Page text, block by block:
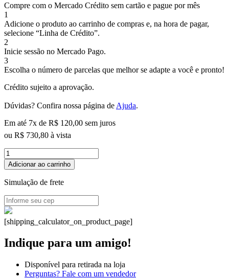
Compre com o Mercado Crédito sem cartão e pague por mês
1
Adicione o produto ao carrinho de compras e, na hora de pagar,
selecione “Linha de Crédito”.
2
Inicie sessão no Mercado Pago.
3
Escolha o número de parcelas que melhor se adapte a você e pronto!
Crédito sujeito a aprovação.
Dúvidas? Confira nossa página de Ajuda.
Em até 7x de R$ 120,00 sem juros
ou R$ 730,80 à vista
Bateria
Sony
NP-
FZ100
Câmeras
A9,
A7RIV,
A7RIII,
quantidade
Adicionar ao carrinho
Simulação de frete
[shipping_calculator_on_product_page]
Indique para um amigo!
Disponível para retirada na loja
Perguntas? Fale com um vendedor